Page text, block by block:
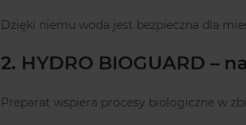
Dzięki niemu woda jest bezpieczna dla
2. HYDRO BIOGUARD –
Preparat wspiera procesy biologiczne w